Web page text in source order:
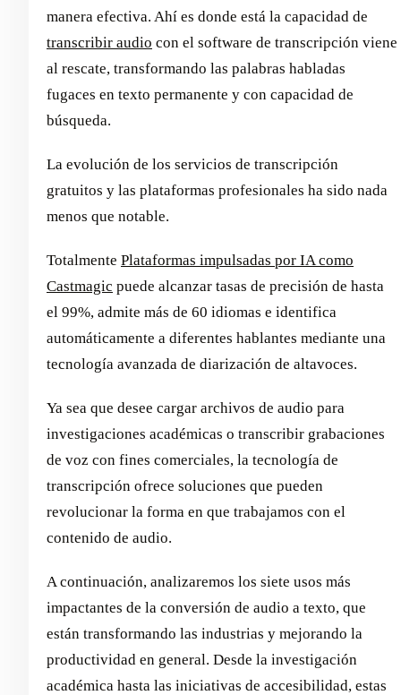
manera efectiva. Ahí es donde está la capacidad de
transcribir audio con el software de transcripción viene
al rescate, transformando las palabras habladas
fugaces en texto permanente y con capacidad de
búsqueda.
La evolución de los servicios de transcripción
gratuitos y las plataformas profesionales ha sido nada
menos que notable.
Totalmente Plataformas impulsadas por IA como
Castmagic puede alcanzar tasas de precisión de hasta
el 99%, admite más de 60 idiomas e identifica
automáticamente a diferentes hablantes mediante una
tecnología avanzada de diarización de altavoces.
Ya sea que desee cargar archivos de audio para
investigaciones académicas o transcribir grabaciones
de voz con fines comerciales, la tecnología de
transcripción ofrece soluciones que pueden
revolucionar la forma en que trabajamos con el
contenido de audio.
A continuación, analizaremos los siete usos más
impactantes de la conversión de audio a texto, que
están transformando las industrias y mejorando la
productividad en general. Desde la investigación
académica hasta las iniciativas de accesibilidad, estas